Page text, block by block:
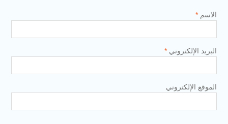
الاسم *
البريد الإلكتروني *
الموقع الإلكتروني